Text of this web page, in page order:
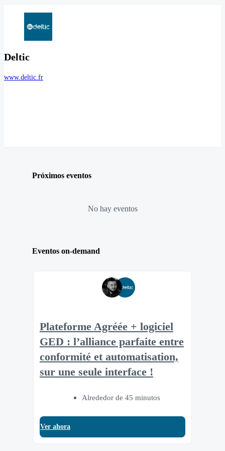
Deltic
www.deltic.fr
Próximos eventos
No hay eventos
Eventos on-demand
Plateforme Agréée + logiciel
GED : l’alliance parfaite entre
conformité et automatisation,
sur une seule interface !
Alrededor de 45 minutos
Ver ahora